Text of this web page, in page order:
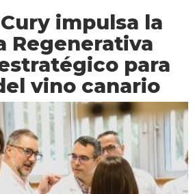
impulsa la
Regenerativa
para
vino canario